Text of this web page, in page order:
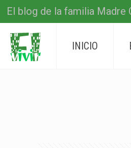
El blog de la familia Madre
INICIO